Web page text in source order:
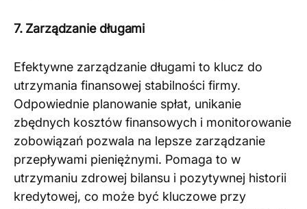
7. Zarządzanie długami
Efektywne zarządzanie długami to klucz do
utrzymania finansowej stabilności firmy.
Odpowiednie planowanie spłat, unikanie
zbędnych kosztów finansowych i monitorowanie
zobowiązań pozwala na lepsze zarządzanie
przepływami pieniężnymi. Pomaga to w
utrzymaniu zdrowej bilansu i pozytywnej historii
kredytowej, co może być kluczowe przy